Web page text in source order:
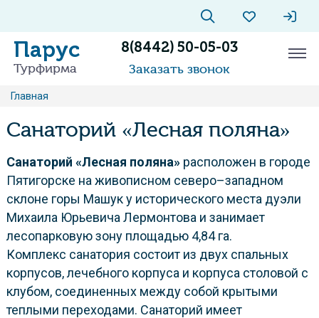
Парус
Турфирма
8(8442) 50-05-03
Заказать звонок
Главная
Санаторий «Лесная поляна»
Санаторий «Лесная поляна»расположен в городе
Пятигорске на живописном северо–западном
склоне горы Машук у исторического места дуэли
Михаила Юрьевича Лермонтова и занимает
лесопарковую зону площадью 4,84 га.
Комплекс санатория состоит из двух спальных
корпусов, лечебного корпуса и корпуса столовой с
клубом, соединенных между собой крытыми
теплыми переходами. Санаторий имеет